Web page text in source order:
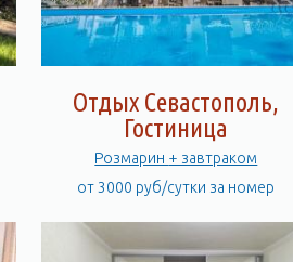
Отдых Севастополь,
Гостиница
Розмарин + завтраком
от 3000 руб/сутки за номер